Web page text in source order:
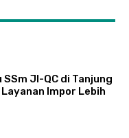
JI-QC di Tanjung
Impor Lebih